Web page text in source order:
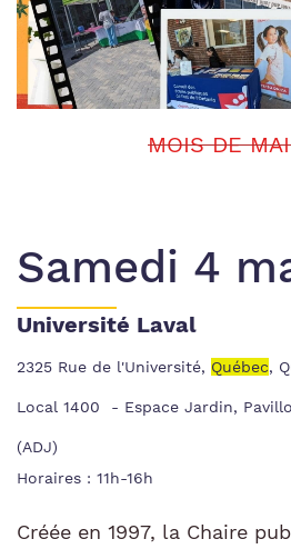
MOIS DE
Samedi 4
Université Laval
2325 Rue de l'Université, Québec,
Local 1400 - Espace Jardin,
(ADJ)
​Horaires : 11h-16h
Créée en 1997, la Chaire